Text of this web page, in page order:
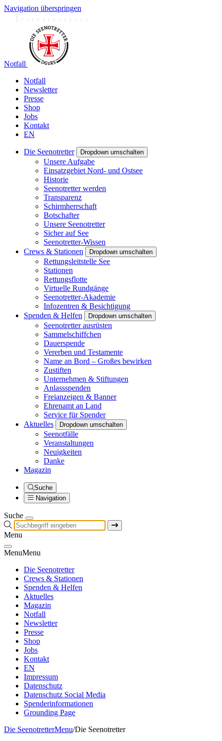
Navigation überspringen
Notfall
Notfall
Newsletter
Presse
Shop
Jobs
Kontakt
EN
Die Seenotretter Dropdown umschalten
Unsere Aufgabe
Einsatzgebiet Nord- und Ostsee
Historie
Seenotretter werden
Transparenz
Schirmherrschaft
Botschafter
Unsere Seenotretter
Sicher auf See
Seenotretter-Wissen
Crews & Stationen
Dropdown umschalten
Rettungsleitstelle See
Stationen
Rettungsflotte
Virtuelle Rundgänge
Seenotretter-Akademie
Infozentren & Besichtigung
Spenden & Helfen
Dropdown umschalten
Seenotretter ausrüsten
Sammelschiffchen
Dauerspende
Vererben und Testamente
Name an Bord – Großes bewirken
Zustiften
Unternehmen & Stiftungen
Anlassspenden
Freianzeigen & Banner
Ehrenamt an Land
Service für Spender
Aktuelles
Dropdown umschalten
Seenotfälle
Veranstaltungen
Neuigkeiten
Danke
Magazin
Suche
Navigation
Suche
Menu
MenuMenu
Die Seenotretter
Crews & Stationen
Spenden & Helfen
Aktuelles
Magazin
Notfall
Newsletter
Presse
Shop
Jobs
Kontakt
EN
Impressum
Datenschutz
Datenschutz Social Media
Spenderinformationen
Grounding Page
Die SeenotretterMenu/Die Seenotretter